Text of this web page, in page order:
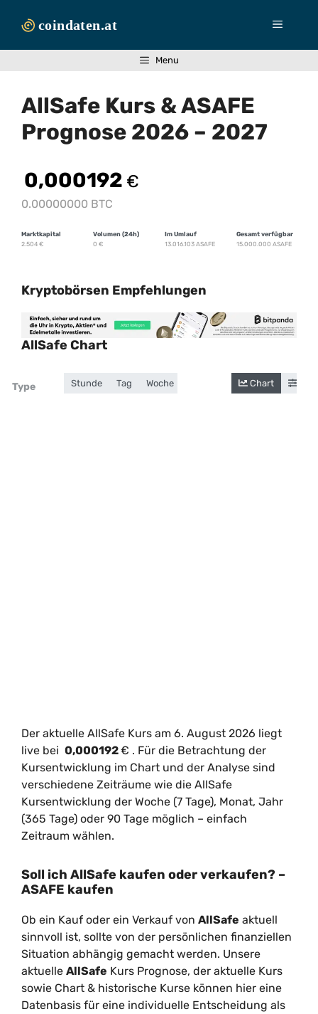
Inhalt
Menü
Menu
AllSafe Kurs & ASAFE
Prognose 2026 – 2027
0,000192 €
0.00000000 BTC
Marktkapital
2.504 €
Volumen (24h)
0 €
Im Umlauf
13.016.103 ASAFE
Gesamt verfügbar
15.000.000 ASAFE
Kryptobörsen Empfehlungen
AllSafe Chart
Zoom Stunde Tag Woche Jahr Gesamt
Type Chart
Der aktuelle AllSafe Kurs am 6. August 2026 liegt
live bei 0,000192€ . Für die Betrachtung der
Kursentwicklung im Chart und der Analyse sind
verschiedene Zeiträume wie die AllSafe
Kursentwicklung der Woche (7 Tage), Monat, Jahr
(365 Tage) oder 90 Tage möglich – einfach
Zeitraum wählen.
Soll ich AllSafe kaufen oder verkaufen? –
ASAFE kaufen
Ob ein Kauf oder ein Verkauf von AllSafe aktuell
sinnvoll ist, sollte von der persönlichen finanziellen
Situation abhängig gemacht werden. Unsere
aktuelle AllSafe Kurs Prognose, der aktuelle Kurs
sowie Chart & historische Kurse können hier eine
Datenbasis für eine individuelle Entscheidung als